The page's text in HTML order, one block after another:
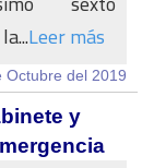
Leer más
Octubre del 2019
y